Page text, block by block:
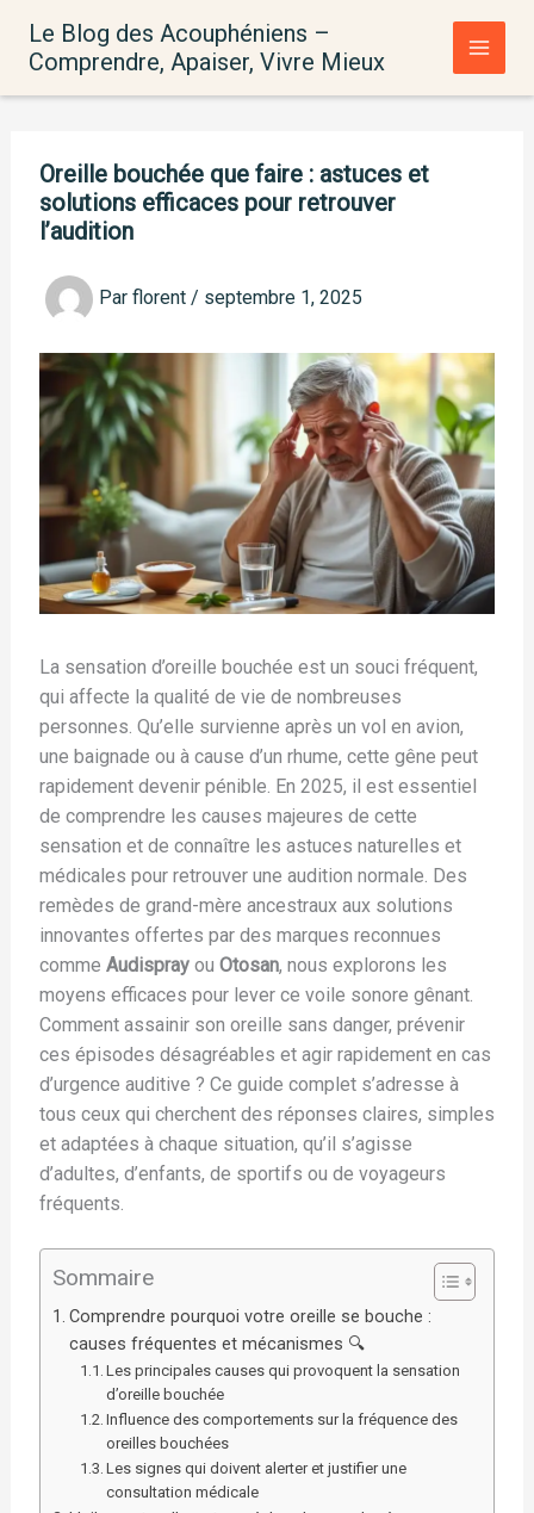
contenu
Le Blog des Acouphéniens –
Comprendre, Apaiser, Vivre Mieux
Oreille bouchée que faire : astuces et
solutions efficaces pour retrouver
l’audition
Par florent / septembre 1, 2025
La sensation d’oreille bouchée est un souci fréquent,
qui affecte la qualité de vie de nombreuses
personnes. Qu’elle survienne après un vol en avion,
une baignade ou à cause d’un rhume, cette gêne peut
rapidement devenir pénible. En 2025, il est essentiel
de comprendre les causes majeures de cette
sensation et de connaître les astuces naturelles et
médicales pour retrouver une audition normale. Des
remèdes de grand-mère ancestraux aux solutions
innovantes offertes par des marques reconnues
comme Audisprayou Otosan, nous explorons les
moyens efficaces pour lever ce voile sonore gênant.
Comment assainir son oreille sans danger, prévenir
ces épisodes désagréables et agir rapidement en cas
d’urgence auditive ? Ce guide complet s’adresse à
tous ceux qui cherchent des réponses claires, simples
et adaptées à chaque situation, qu’il s’agisse
d’adultes, d’enfants, de sportifs ou de voyageurs
fréquents.
Sommaire
Comprendre pourquoi votre oreille se bouche :
causes fréquentes et mécanismes 🔍
Les principales causes qui provoquent la sensation
d’oreille bouchée
Influence des comportements sur la fréquence des
oreilles bouchées
Les signes qui doivent alerter et justifier une
consultation médicale